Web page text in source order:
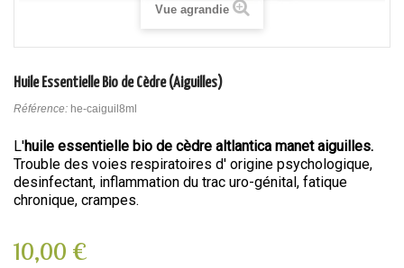
Vue agrandie
Huile Essentielle Bio de Cèdre (Aiguilles)
Référence: he-caiguil8ml
L'huile essentielle bio de cèdre altlantica manet aiguilles.
Trouble des voies respiratoires d' origine psychologique,
desinfectant, inflammation du trac uro-génital, fatique
chronique, crampes.
10,00 €